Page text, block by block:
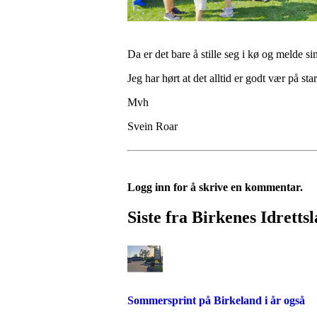
Da er det bare å stille seg i kø og melde
Jeg har hørt at det alltid er godt vær på
Mvh
Svein Roar
Logg inn for å skrive en kommentar.
Siste fra Birkenes
Sommersprint på Birkeland i år også